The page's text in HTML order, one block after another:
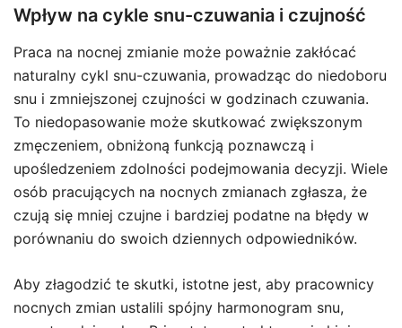
Wpływ na cykle snu-czuwania i czujność
Praca na nocnej zmianie może poważnie zakłócać
naturalny cykl snu-czuwania, prowadząc do niedoboru
snu i zmniejszonej czujności w godzinach czuwania.
To niedopasowanie może skutkować zwiększonym
zmęczeniem, obniżoną funkcją poznawczą i
upośledzeniem zdolności podejmowania decyzji. Wiele
osób pracujących na nocnych zmianach zgłasza, że
czują się mniej czujne i bardziej podatne na błędy w
porównaniu do swoich dziennych odpowiedników.
Aby złagodzić te skutki, istotne jest, aby pracownicy
nocnych zmian ustalili spójny harmonogram snu,